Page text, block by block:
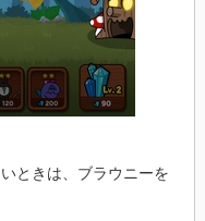
ときは、ブラウニーを